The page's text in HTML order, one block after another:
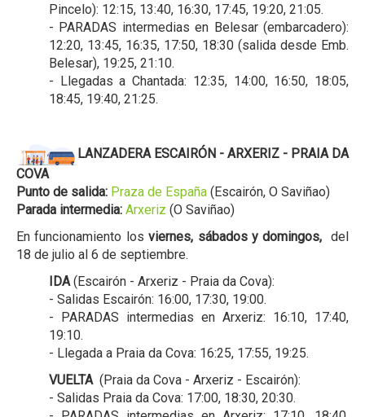
Pincelo): 12:15, 13:40, 16:30, 17:45, 19:20, 21:05.
- PARADAS intermedias en Belesar (embarcadero):
12:20, 13:45, 16:35, 17:50, 18:30 (salida desde Emb.
Belesar), 19:25, 21:10.
- Llegadas a Chantada: 12:35, 14:00, 16:50, 18:05,
18:45, 19:40, 21:25.
LANZADERA ESCAIRÓN - ARXERIZ - PRAIA DA
COVA
Punto de salida: Praza de España (Escairón, O Saviñao)
Parada intermedia: Arxeriz (O Saviñao)
En funcionamiento losviernes, sábados y domingos, del
18 de julio al 6 de septiembre.
IDA (Escairón - Arxeriz - Praia da Cova):
- Salidas Escairón: 16:00, 17:30, 19:00.
- PARADAS intermedias en Arxeriz: 16:10, 17:40,
19:10.
- Llegada a Praia da Cova: 16:25, 17:55, 19:25.
VUELTA (Praia da Cova - Arxeriz - Escairón):
- Salidas Praia da Cova: 17:00, 18:30, 20:30.